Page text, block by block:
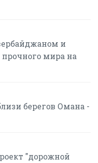
и
мира на
берегов Омана -
"дорожной